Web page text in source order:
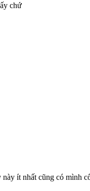
chứ
ít nhất cũng có mình